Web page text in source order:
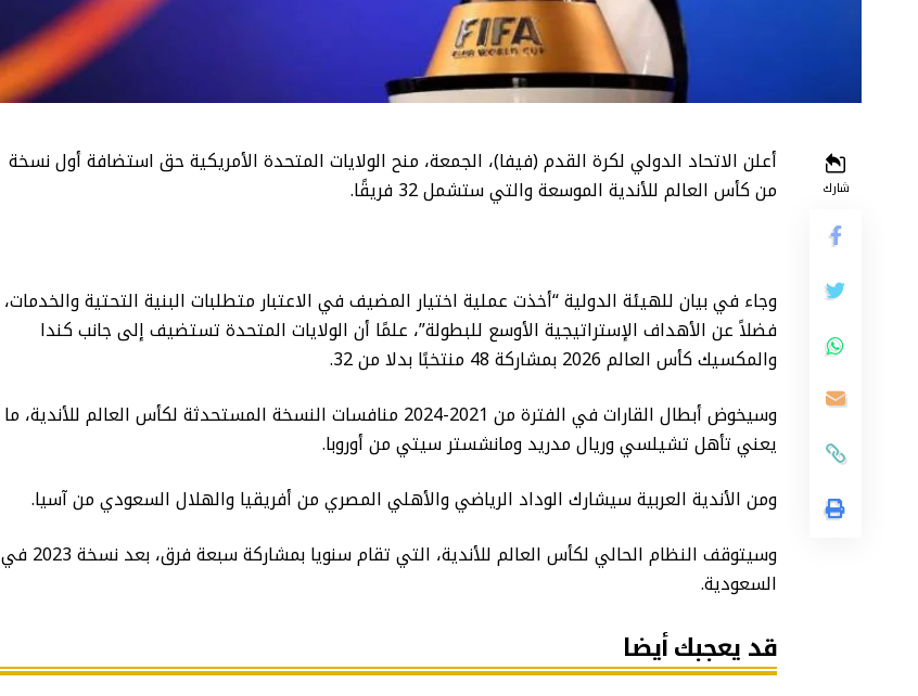
شارك
أعلن الاتحاد الدولي لكرة القدم (فيفا)، الجمعة، منح الولايات المتحدة الأمريكية حق استضافة أول نسخة
من كأس العالم للأندية الموسعة والتي ستشمل 32 فريقًا.
وجاء في بيان للهيئة الدولية “أخذت عملية اختيار المضيف في الاعتبار متطلبات البنية التحتية والخدمات،
فضلاً عن الأهداف الإستراتيجية الأوسع للبطولة”، علمًا أن الولايات المتحدة تستضيف إلى جانب كندا
والمكسيك كأس العالم 2026 بمشاركة 48 منتخبًا بدلا من 32.
وسيخوض أبطال القارات في الفترة من 2021-2024 منافسات النسخة المستحدثة لكأس العالم للأندية، ما
يعني تأهل تشيلسي وريال مدريد ومانشستر سيتي من أوروبا.
ومن الأندية العربية سيشارك الوداد الرياضي والأهلي المصري من أفريقيا والهلال السعودي من آسيا.
وسيتوقف النظام الحالي لكأس العالم للأندية، التي تقام سنويا بمشاركة سبعة فرق، بعد نسخة 2023 في
السعودية.
قد يعجبك أيضا